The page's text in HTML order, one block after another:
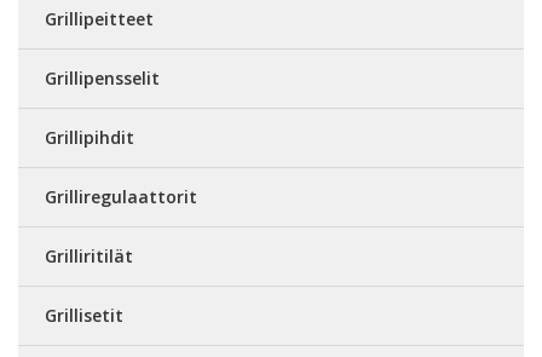
Grillipeitteet
Grillipensselit
Grillipihdit
Grilliregulaattorit
Grilliritilät
Grillisetit